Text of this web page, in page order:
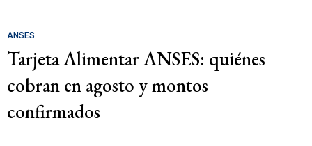
ANSES
Tarjeta Alimentar ANSES: quiénes
cobran en agosto y montos
confirmados